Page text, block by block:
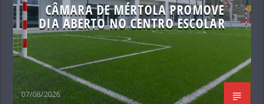
CÂMARA DE MÉRTOLA PROMOVE
DIA ABERTO NO CENTRO ESCOLAR
07/08/2026